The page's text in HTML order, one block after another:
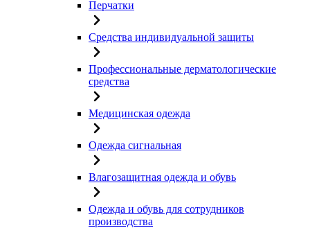
Перчатки
Средства индивидуальной защиты
Профессиональные дерматологические
средства
Медицинская одежда
Одежда сигнальная
Влагозащитная одежда и обувь
Одежда и обувь для сотрудников
производства